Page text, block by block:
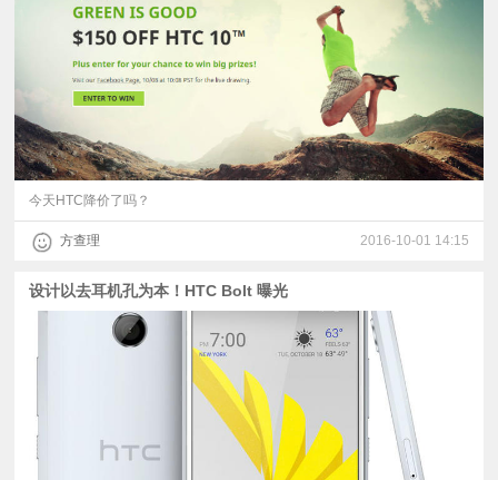
今天HTC降价了吗？
方查理 2016-10-01 14:15
设计以去耳机孔为本！HTC Bolt 曝光